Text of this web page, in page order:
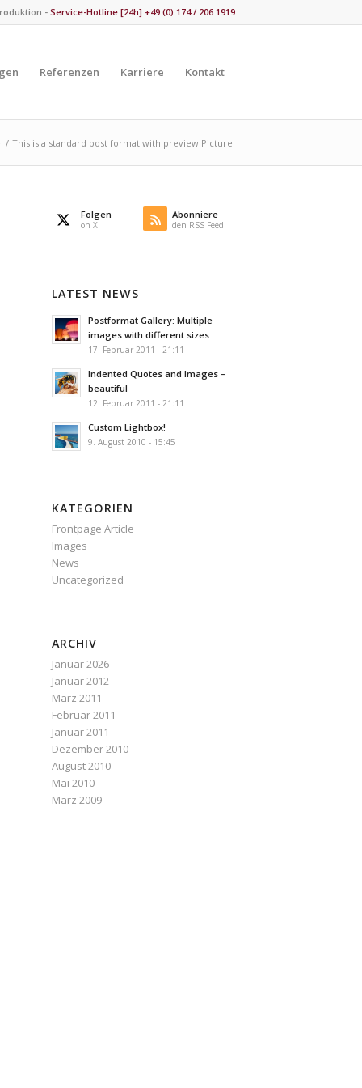
- Service-Hotline [24h] +49 (0) 174 / 206 1919
Referenzen Karriere Kontakt
/ This is a standard post format with preview Picture
Folgen
on X
Abonniere
den RSS Feed
LATEST NEWS
Postformat Gallery: Multiple
images with different sizes
17. Februar 2011 - 21:11
Indented Quotes and Images –
beautiful
12. Februar 2011 - 21:11
Custom Lightbox!
9. August 2010 - 15:45
KATEGORIEN
Frontpage Article
Images
News
Uncategorized
ARCHIV
Januar 2026
Januar 2012
März 2011
Februar 2011
Januar 2011
Dezember 2010
August 2010
Mai 2010
März 2009